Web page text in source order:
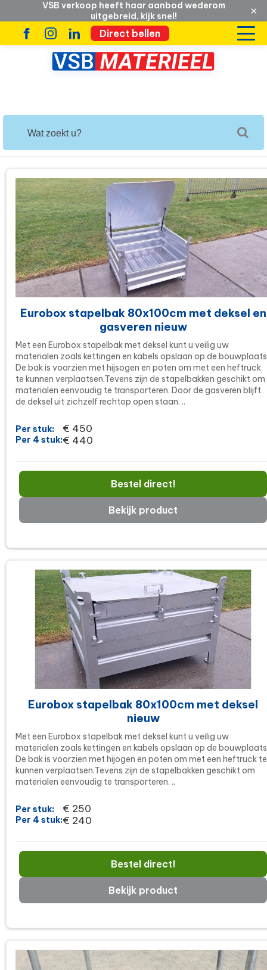
VSB verkoop heeft haar aanbod wederom
uitgebreid, kijk snel!
×
Direct bellen
Eurobox stapelbak 80x100cm met deksel en
gasveren nieuw
Met een Eurobox stapelbak met deksel kunt u veilig uw
materialen zoals kettingen en kabels opslaan op de
De bak is voorzien met hijsogen en poten om met een heftruck
te kunnen verplaatsen.Tevens zijn de stapelbakken geschikt om
materialen eenvoudig te transporteren. Door de gasveren blijft
de deksel uit zichzelf rechtop open staan. ..
Per stuk:
Per 4 stuk:
€ 450
€ 440
Bestel direct!
Bekijk product
Eurobox stapelbak 80x100cm met deksel
nieuw
Met een Eurobox stapelbak met deksel kunt u veilig uw
materialen zoals kettingen en kabels opslaan op de
De bak is voorzien met hijogen en poten om met een heftruck te
kunnen verplaatsen.Tevens zijn de stapelbakken geschikt om
materialen eenvoudig te transporteren. ..
Per stuk:
Per 4 stuk:
€ 250
€ 240
Bestel direct!
Bekijk product